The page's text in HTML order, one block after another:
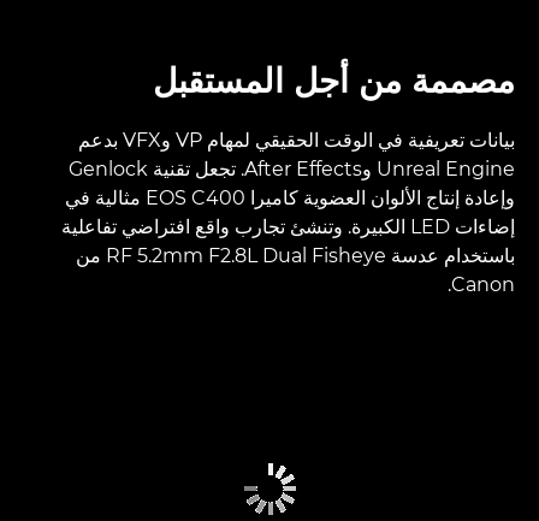
مصممة من أجل المستقبل
بيانات تعريفية في الوقت الحقيقي لمهام VP وVFX بدعم
Unreal Engine وAfter Effects. تجعل تقنية Genlock
وإعادة إنتاج الألوان العضوية كاميرا EOS C400 مثالية في
إضاءات LED الكبيرة. وتنشئ تجارب واقع افتراضي تفاعلية
باستخدام عدسة RF 5.2mm F2.8L Dual Fisheye من
Canon.